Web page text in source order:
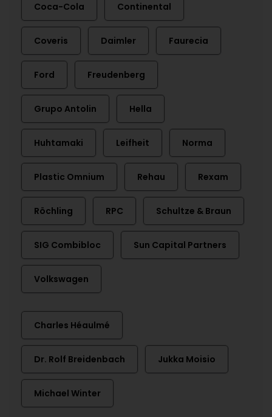
Coca-Cola Continental
Coveris Daimler Faurecia
Ford Freudenberg
Grupo Antolin Hella
Huhtamaki Leifheit Norma
Plastic Omnium Rehau Rexam
Röchling RPC Schultze & Braun
SIG Combibloc Sun Capital Partners
Volkswagen
Charles Héaulmé
Dr. Rolf Breidenbach Jukka Moisio
Michael Winter